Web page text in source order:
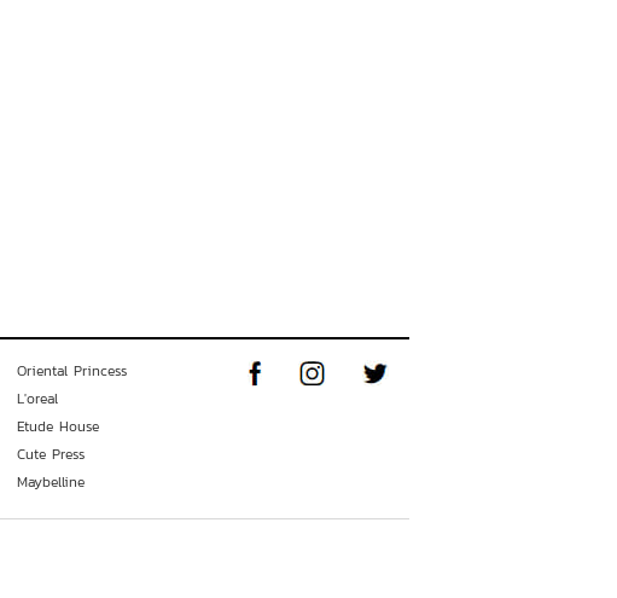
Oriental Princess
L'oreal
Etude House
Cute Press
Maybelline